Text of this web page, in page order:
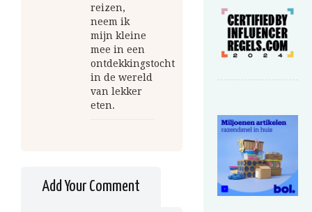
reizen,
neem ik
mijn kleine
mee in een
ontdekkingstocht
in de wereld
van lekker
eten.
Add Your Comment